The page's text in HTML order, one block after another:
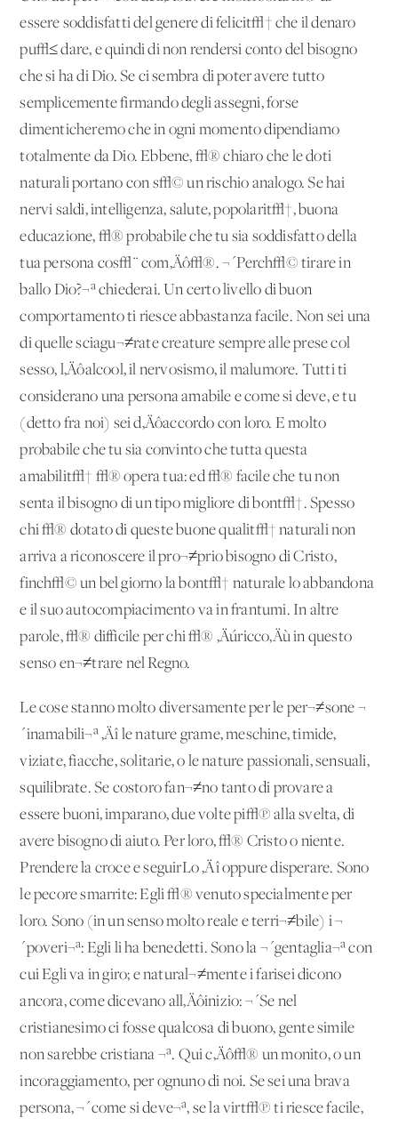
essere soddisfatti del genere di felicit√† che il denaro
pu√≤ dare, e quindi di non rendersi conto del bisogno
che si ha di Dio. Se ci sembra di poter avere tutto
semplicemente firmando degli assegni, forse
dimenticheremo che in ogni momento dipendiamo
totalmente da Dio. Ebbene, √® chiaro che le doti
naturali portano con s√© un rischio analogo. Se hai
nervi saldi, intelligenza, salute, popolarit√†, buona
educazione, √® probabile che tu sia soddisfatto della
tua persona cos√¨ com‚Äô√®. ¬´Perch√© tirare in
ballo Dio?¬ª chiederai. Un certo livello di buon
comportamento ti riesce abbastanza facile. Non sei una
di quelle sciagu¬≠rate creature sempre alle prese col
sesso, l‚Äôalcool, il nervosismo, il malumore. Tutti ti
considerano una persona amabile e come si deve, e tu
(detto fra noi) sei d‚Äôaccordo con loro. E molto
probabile che tu sia convinto che tutta questa
amabilit√† √® opera tua: ed √® facile che tu non
senta il bisogno di un tipo migliore di bont√†. Spesso
chi √® dotato di queste buone qualit√† naturali non
arriva a riconoscere il pro¬≠prio bisogno di Cristo,
finch√© un bel giorno la bont√† naturale lo abbandona
e il suo autocompiacimento va in frantumi. In altre
parole, √® difficile per chi √® ‚Äúricco‚Äù in questo
senso en¬≠trare nel Regno.
Le cose stanno molto diversamente per le per¬≠sone ¬
´inamabili¬ª ‚Äî le nature grame, meschine, timide,
viziate, fiacche, solitarie, o le nature passionali, sensuali,
squilibrate. Se costoro fan¬≠no tanto di provare a
essere buoni, imparano, due volte pi√π alla svelta, di
avere bisogno di aiuto. Per loro, √® Cristo o niente.
Prendere la croce e seguirLo ‚Äî oppure disperare. Sono
le pecore smarrite: Egli √® venuto specialmente per
loro. Sono (in un senso molto reale e terri¬≠bile) i ¬
´poveri¬ª: Egli li ha benedetti. Sono la ¬´gentaglia¬ª con
cui Egli va in giro; e natural¬≠mente i farisei dicono
ancora, come dicevano all‚Äôinizio: ¬´Se nel
cristianesimo ci fosse qualcosa di buono, gente simile
non sarebbe cristiana ¬ª. Qui c‚Äô√® un monito, o un
incoraggiamento, per ognuno di noi. Se sei una brava
persona, ¬´come si deve¬ª, se la virt√π ti riesce facile,